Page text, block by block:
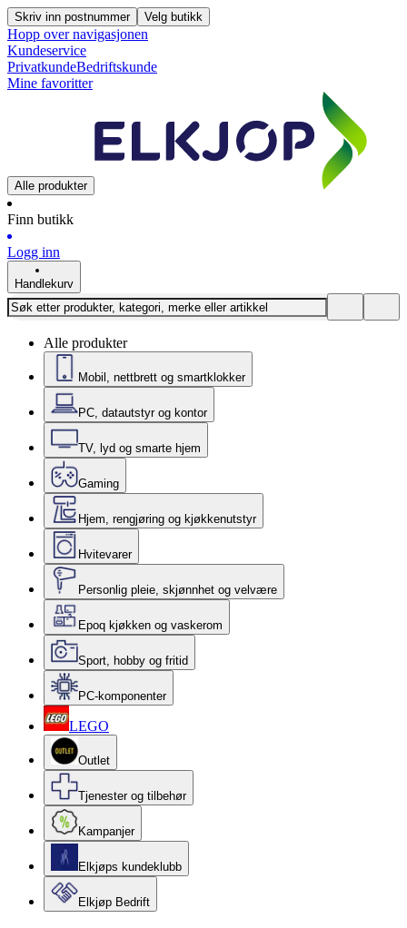
Skriv inn postnummer Velg butikk
Hopp over navigasjonen
Kundeservice
PrivatkundeBedriftskunde
Mine favoritter
Alle produkter
Finn butikk
Logg inn
Handlekurv
Alle produkter
Mobil, nettbrett og smartklokker
PC, datautstyr og kontor
TV, lyd og smarte hjem
Gaming
Hjem, rengjøring og kjøkkenutstyr
Hvitevarer
Personlig pleie, skjønnhet og velvære
Epoq kjøkken og vaskerom
Sport, hobby og fritid
PC-komponenter
LEGO
Outlet
Tjenester og tilbehør
Kampanjer
Elkjøps kundeklubb
Elkjøp Bedrift